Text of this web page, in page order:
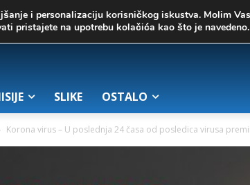
SLIKE OSTALO
Korona virus – U poslednja 24 časa od posledica virusa
i personalizaciju korisničkog iskustva. Molim
pristajete na upotrebu kolačića kao što je